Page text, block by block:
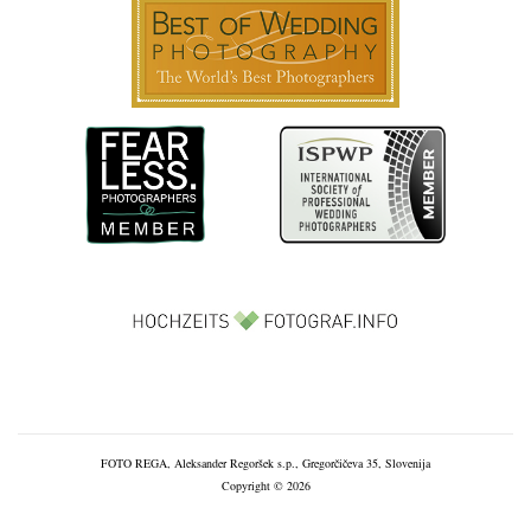
FOTO REGA, Aleksander Regoršek s.p., Gregorčičeva 35, Slovenija
Copyright © 2026